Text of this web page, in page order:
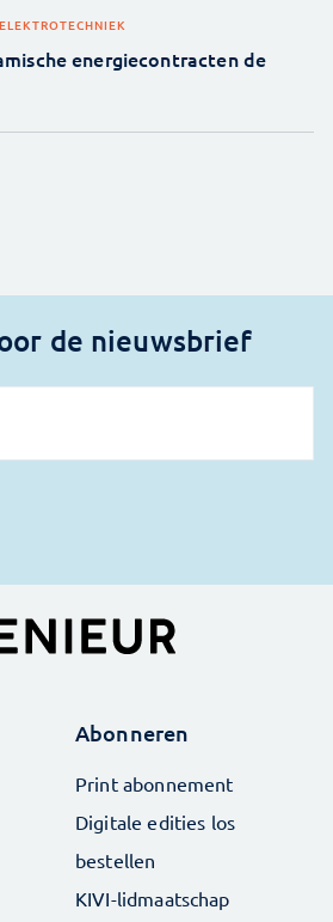
ELEKTROTECHNIEK
energiecontracten de
de nieuwsbrief
Abonneren
Print abonnement
Digitale edities los
bestellen
KIVI-lidmaatschap